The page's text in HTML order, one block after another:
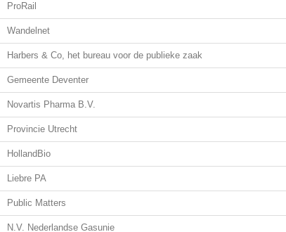
ProRail
Wandelnet
Harbers & Co, het bureau voor de publieke zaak
Gemeente Deventer
Novartis Pharma B.V.
Provincie Utrecht
HollandBio
Liebre PA
Public Matters
N.V. Nederlandse Gasunie